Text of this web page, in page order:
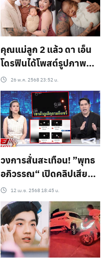
คุณแม่ลูก 2 แล้ว ดา เอ็น
โดรฟินได้โพสต์รูปภาพ
ครอบครัวสุดสุขใจ โดย
ระบุว่า ครอบครัวตัวดี
รายงานตัวค้าบ..?
26 พ.ค. 2568 23:52 น.
วงการสั่นสะเทือน! ”พุทธ
อภิวรรณ“ เปิดคลิปเสียง
“นักร้องดัง” คุยพริตตี้
สาวหวานเจี๊ยบ กลาง
รายการ
12 เม.ย. 2568 18:45 น.